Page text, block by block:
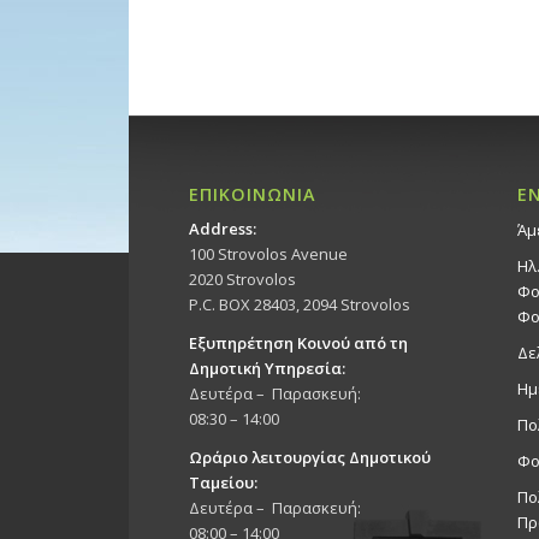
ΕΠΙΚΟΙΝΩΝΙΑ
Address:
100 Strovolos Avenue
2020 Strovolos
P.C. BOX 28403, 2094 Strovolos
Εξυπηρέτηση Κοινού από τη
Δημοτική Υπηρεσία:
Δευτέρα – Παρασκευή:
08:30 – 14:00
Ωράριο λειτουργίας Δημοτικού
Ταμείου:
Δευτέρα – Παρασκευή:
08:00 – 14:00